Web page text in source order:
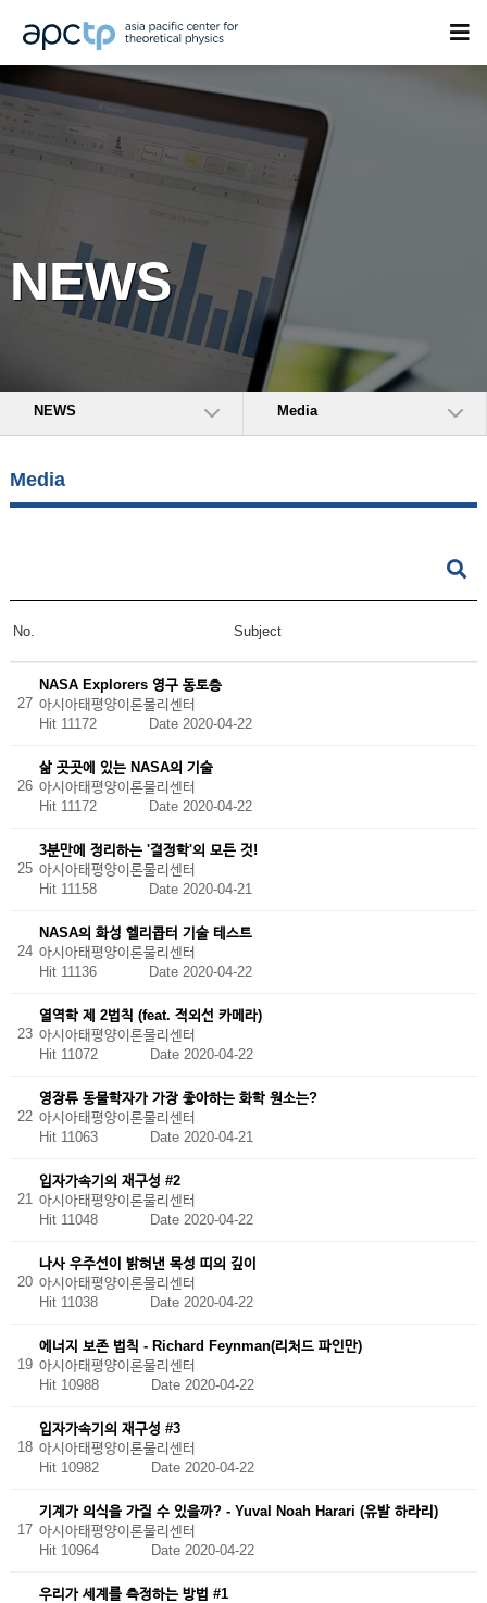
NEWS
NEWS Media
Media
No. Subject
27
NASA Explorers 영구 동토층
아시아태평양이론물리센터
Hit 11172 Date 2020-04-22
26
삶 곳곳에 있는 NASA의 기술
아시아태평양이론물리센터
Hit 11172 Date 2020-04-22
25
3분만에 정리하는 '결정학'의 모든 것!
아시아태평양이론물리센터
Hit 11158 Date 2020-04-21
24
NASA의 화성 헬리콥터 기술 테스트
아시아태평양이론물리센터
Hit 11136 Date 2020-04-22
23
열역학 제 2법칙 (feat. 적외선 카메라)
아시아태평양이론물리센터
Hit 11072 Date 2020-04-22
22
영장류 동물학자가 가장 좋아하는 화학 원소는?
아시아태평양이론물리센터
Hit 11063 Date 2020-04-21
21
입자가속기의 재구성 #2
아시아태평양이론물리센터
Hit 11048 Date 2020-04-22
20
나사 우주선이 밝혀낸 목성 띠의 깊이
아시아태평양이론물리센터
Hit 11038 Date 2020-04-22
19
에너지 보존 법칙 - Richard Feynman(리처드 파인만)
아시아태평양이론물리센터
Hit 10988 Date 2020-04-22
18
입자가속기의 재구성 #3
아시아태평양이론물리센터
Hit 10982 Date 2020-04-22
17
기계가 의식을 가질 수 있을까? - Yuval Noah Harari (유발 하라리)
아시아태평양이론물리센터
Hit 10964 Date 2020-04-22
우리가 세계를 측정하는 방법 #1